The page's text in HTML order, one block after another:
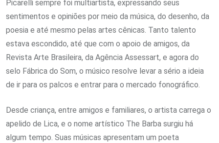
Picarelli sempre foi multiartista, expressando seus
sentimentos e opiniões por meio da música, do desenho, da
poesia e até mesmo pelas artes cênicas. Tanto talento
estava escondido, até que com o apoio de amigos, da
Revista Arte Brasileira, da Agência Assessart, e agora do
selo Fábrica do Som, o músico resolve levar a sério a ideia
de ir para os palcos e entrar para o mercado fonográfico.
Desde criança, entre amigos e familiares, o artista carrega o
apelido de Lica, e o nome artístico The Barba surgiu há
algum tempo. Suas músicas apresentam um poeta